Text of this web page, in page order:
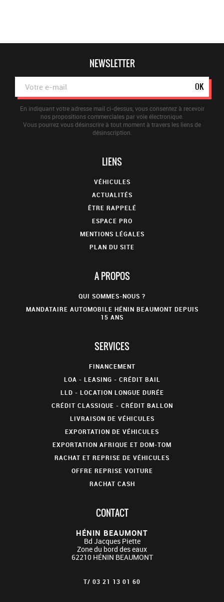
NEWSLETTER
OK
En indiquant votre adresse mail ci-dessus, vous consentez à recevoir
nos propositions commerciales par voie électronique.
Vous pourrez vous désinscrire à tout moment à travers les liens de
désinscription.
LIENS
VÉHICULES
ACTUALITÉS
ÊTRE RAPPELÉ
ESPACE PRO
MENTIONS LÉGALES
PLAN DU SITE
A PROPOS
QUI SOMMES-NOUS ?
MANDATAIRE AUTOMOBILE HÉNIN BEAUMONT DEPUIS
15 ANS
SERVICES
FINANCEMENT
LOA - LEASING - CRÉDIT BAIL
LLD - LOCATION LONGUE DURÉE
CRÉDIT CLASSIQUE - CRÉDIT BALLON
LIVRAISON DE VÉHICULES
EXPORTATION DE VÉHICULES
EXPORTATION AFRIQUE ET DOM-TOM
RACHAT ET REPRISE DE VÉHICULES
OFFRE REPRISE VOITURE
RACHAT CASH
CONTACT
HÉNIN BEAUMONT
Bd Jacques Piette
Zone du bord des eaux
62210 HÉNIN BEAUMONT
T/ 03 21 13 01 60